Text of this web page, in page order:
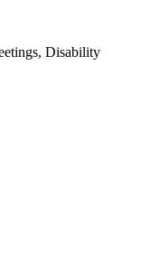
Disability